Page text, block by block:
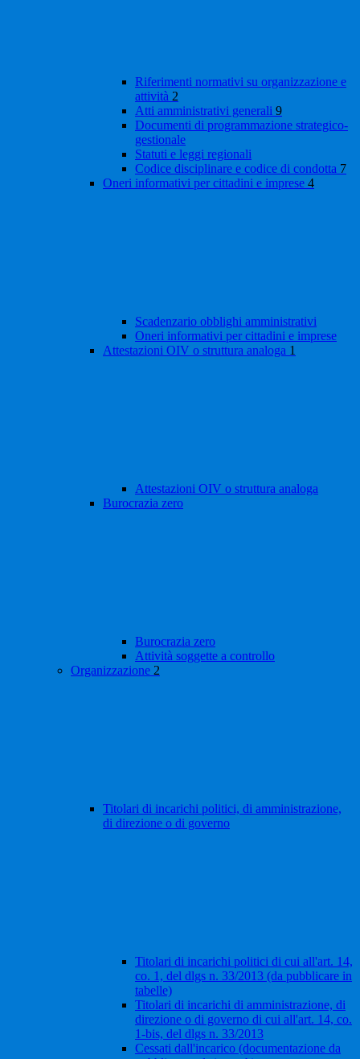
Riferimenti normativi su organizzazione e
attività 2
Atti amministrativi generali 9
Documenti di programmazione strategico-
gestionale
Statuti e leggi regionali
Codice disciplinare e codice di condotta 7
Oneri informativi per cittadini e imprese 4
Scadenzario obblighi amministrativi
Oneri informativi per cittadini e imprese
Attestazioni OIV o struttura analoga 1
Attestazioni OIV o struttura analoga
Burocrazia zero
Burocrazia zero
Attività soggette a controllo
Organizzazione 2
Titolari di incarichi politici, di amministrazione,
di direzione o di governo
Titolari di incarichi politici di cui all'art. 14,
co. 1, del dlgs n. 33/2013 (da pubblicare in
tabelle)
Titolari di incarichi di amministrazione, di
direzione o di governo di cui all'art. 14, co.
1-bis, del dlgs n. 33/2013
Cessati dall'incarico (documentazione da